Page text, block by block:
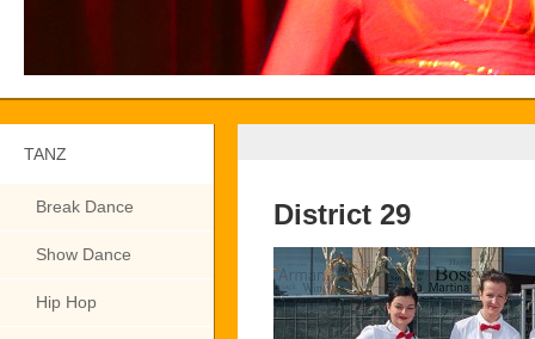
TANZ
Break Dance
Show Dance
Hip Hop
District 29